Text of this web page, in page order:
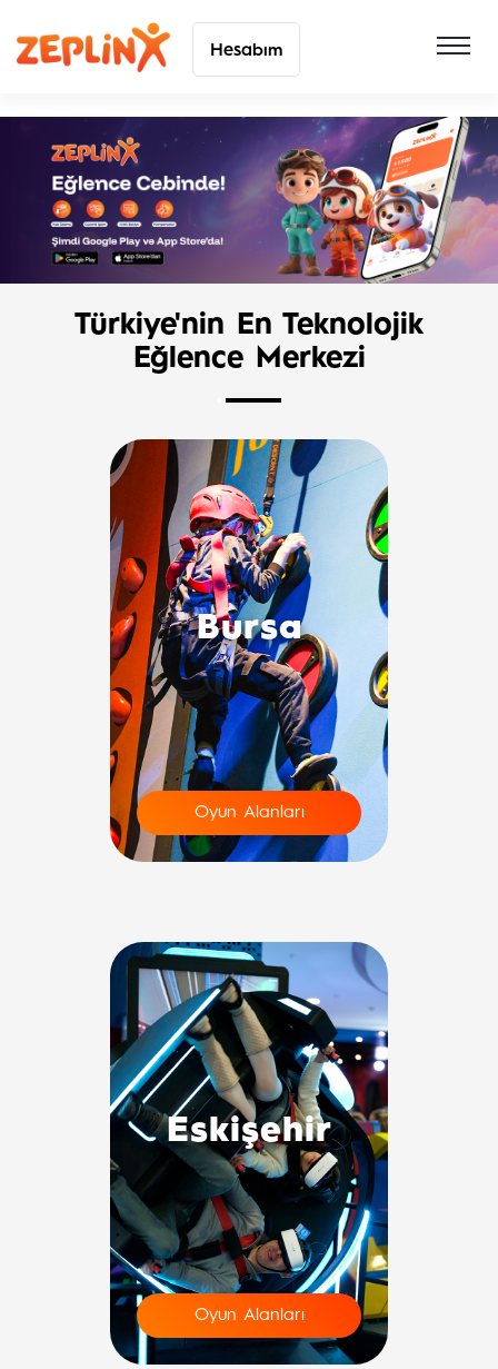
Hesabım
Türkiye'nin En Teknolojik
Eğlence Merkezi
Bursa
Oyun Alanları
Eskişehir
Oyun Alanları